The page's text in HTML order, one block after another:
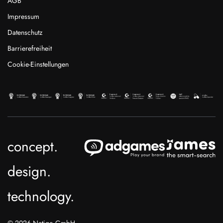
Impressum
Datenschutz
Barrierefreiheit
Cookie-Einstellungen
concept.
design.
technology.